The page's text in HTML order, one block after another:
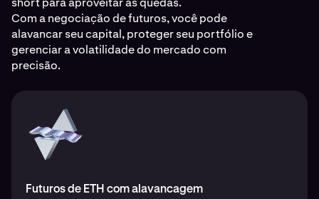
Com a negociação de futuros, você pode
alavancar seu capital, proteger seu portfólio e
gerenciar a volatilidade do mercado com
precisão.
Futuros de ETH com alavancagem